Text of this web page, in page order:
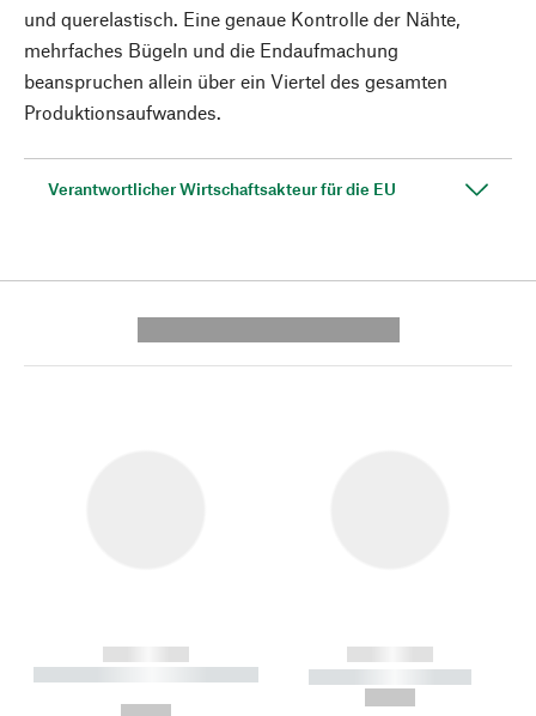
und querelastisch. Eine genaue Kontrolle der Nähte,
mehrfaches Bügeln und die Endaufmachung
beanspruchen allein über ein Viertel des gesamten
Produktionsaufwandes.
Verantwortlicher Wirtschaftsakteur für die EU
------------
----------- ----------- --------
------------
----------- -----------